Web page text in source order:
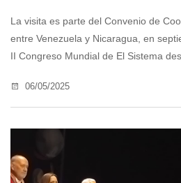
La visita es parte del Convenio de
entre Venezuela y Nicaragua, en
II Congreso Mundial de El Sistema
06/05/2025